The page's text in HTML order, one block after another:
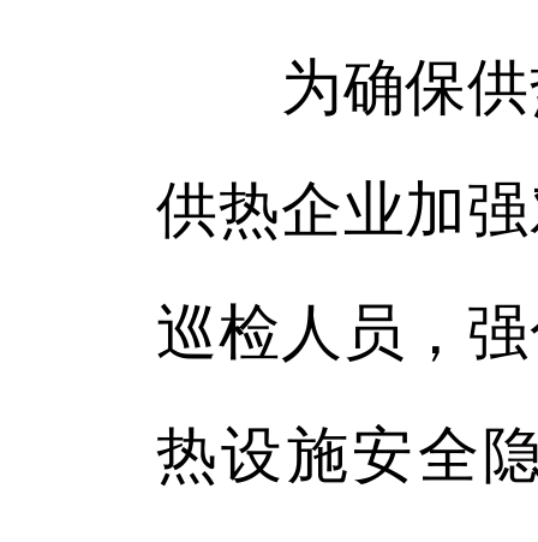
为确保供
供热企业加
巡检人员，
热设施安全